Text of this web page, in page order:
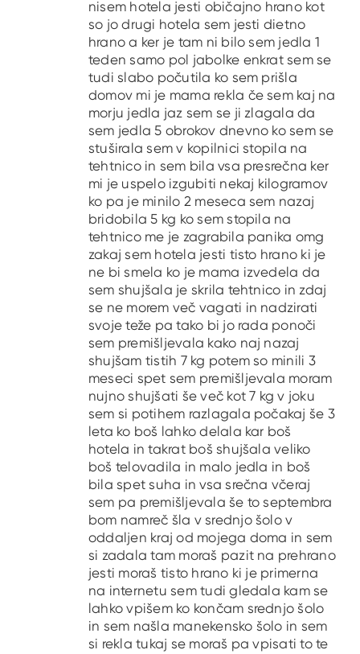
nisem hotela jesti običajno hrano kot
so jo drugi hotela sem jesti dietno
hrano a ker je tam ni bilo sem jedla 1
teden samo pol jabolke enkrat sem se
tudi slabo počutila ko sem prišla
domov mi je mama rekla če sem kaj na
morju jedla jaz sem se ji zlagala da
sem jedla 5 obrokov dnevno ko sem se
stuširala sem v kopilnici stopila na
tehtnico in sem bila vsa presrečna ker
mi je uspelo izgubiti nekaj kilogramov
ko pa je minilo 2 meseca sem nazaj
bridobila 5 kg ko sem stopila na
tehtnico me je zagrabila panika omg
zakaj sem hotela jesti tisto hrano ki je
ne bi smela ko je mama izvedela da
sem shujšala je skrila tehtnico in zdaj
se ne morem več vagati in nadzirati
svoje teže pa tako bi jo rada ponoči
sem premišljevala kako naj nazaj
shujšam tistih 7 kg potem so minili 3
meseci spet sem premišljevala moram
nujno shujšati še več kot 7 kg v joku
sem si potihem razlagala počakaj še 3
leta ko boš lahko delala kar boš
hotela in takrat boš shujšala veliko
boš telovadila in malo jedla in boš
bila spet suha in vsa srečna včeraj
sem pa premišljevala še to septembra
bom namreč šla v srednjo šolo v
oddaljen kraj od mojega doma in sem
si zadala tam moraš pazit na prehrano
jesti moraš tisto hrano ki je primerna
na internetu sem tudi gledala kam se
lahko vpišem ko končam srednjo šolo
in sem našla manekensko šolo in sem
si rekla tukaj se moraš pa vpisati to te